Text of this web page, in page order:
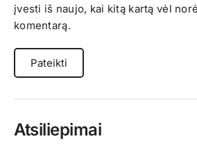
įvesti iš naujo, kai kitą kartą vėl
komentarą.
Atsiliepimai